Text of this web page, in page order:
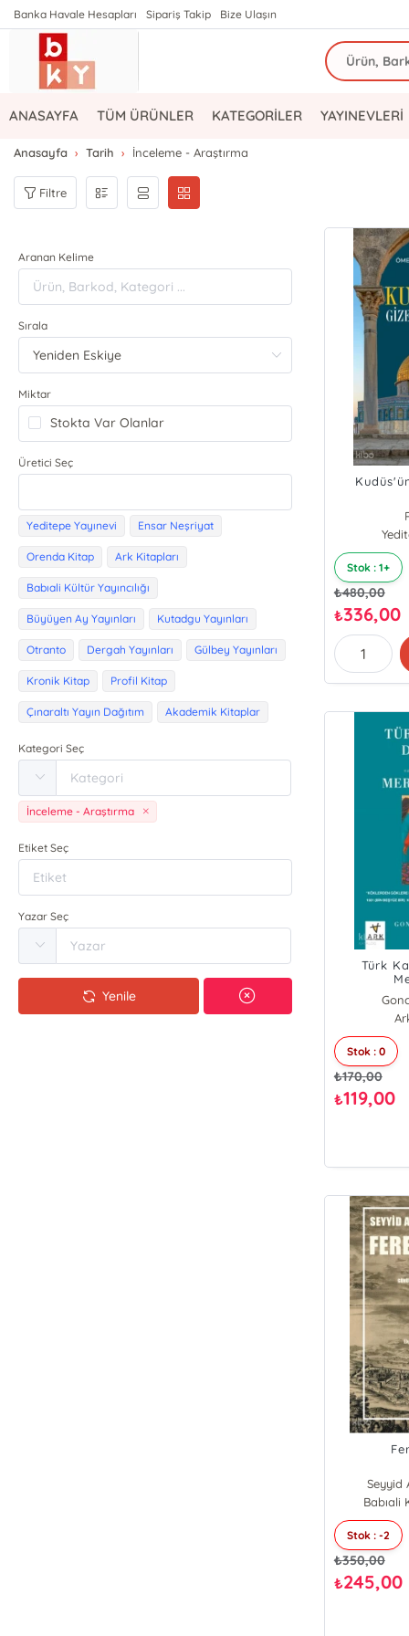
Banka Havale Hesapları Sipariş Takip Bize Ulaşın
ANASAYFA TÜM ÜRÜNLER KATEGORİLER YAYINEVLERİ
Anasayfa Tarih İnceleme - Araştırma
Filtre
Aranan Kelime
Sırala
Miktar
Stokta Var Olanlar
Üretici Seç
Yeditepe Yayınevi Ensar Neşriyat
Orenda Kitap Ark Kitapları
Babıali Kültür Yayıncılığı
Büyüyen Ay Yayınları Kutadgu Yayınları
Otranto Dergah Yayınları Gülbey Yayınları
Kronik Kitap Profil Kitap
Çınaraltı Yayın Dağıtım Akademik Kitaplar
Kategori Seç
İnceleme - Araştırma
Etiket Seç
Yazar Seç
Yenile
Stok : 1+
₺480,00
₺336,00
Türk
Stok : 0
₺170,00
₺119,00
Seyyid
Babıali
Stok : -2
₺350,00
₺245,00